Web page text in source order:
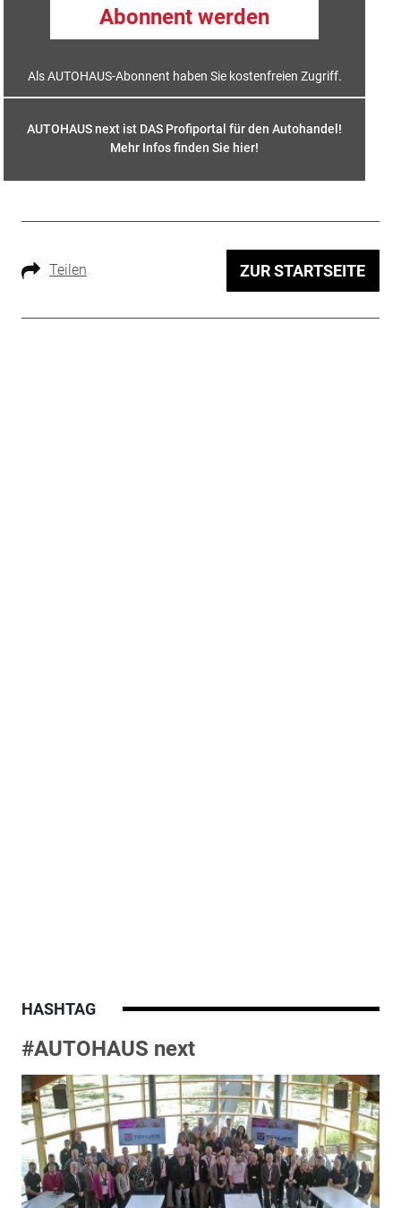
Abonnent werden
Als AUTOHAUS-Abonnent haben Sie kostenfreien Zugriff.
AUTOHAUS next ist DAS Profiportal für den Autohandel!
Mehr Infos finden Sie hier!
Teilen ZUR STARTSEITE
HASHTAG
#AUTOHAUS next